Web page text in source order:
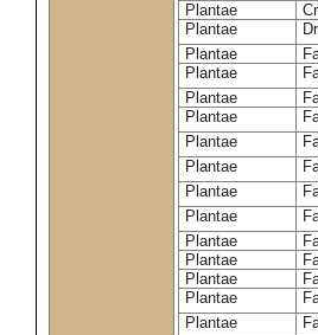
Plantae
Plantae
Plantae
Plantae
Plantae
Plantae
Plantae
Plantae
Plantae
Plantae
Plantae
Plantae
Plantae
Plantae
Plantae